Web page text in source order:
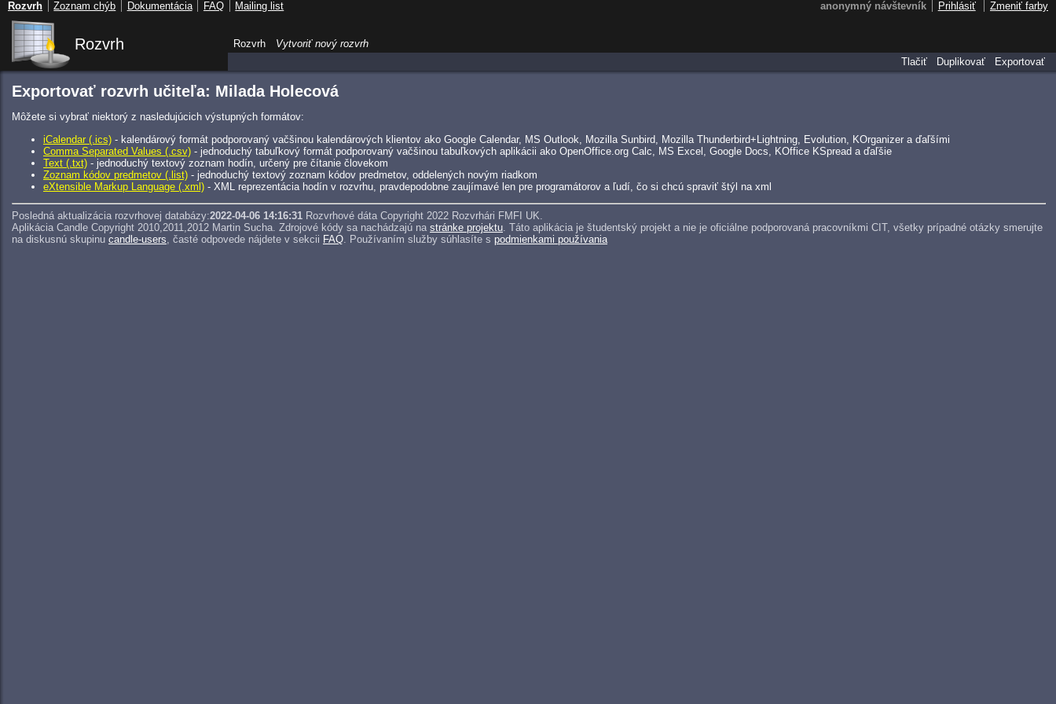
Rozvrh
Exportovať rozvrh učiteľa: Milada Holecová
Môžete si vybrať niektorý z nasledujúcich výstupných formátov:
iCalendar (.ics) - kalendárový formát podporovaný vačšinou kalendárových klientov ako Google Calendar, MS Outlook, Mozilla Sunbird, Mozilla Thunderbird+Lightning, Evolution, KOrganizer a ďaľšími
Comma Separated Values (.csv) - jednoduchý tabuľkový formát podporovaný vačšinou tabuľkových aplikácii ako OpenOffice.org Calc, MS Excel, Google Docs, KOffice KSpread a ďaľšie
Text (.txt) - jednoduchý textový zoznam hodín, určený pre čítanie človekom
Zoznam kódov predmetov (.list) - jednoduchý textový zoznam kódov predmetov, oddelených novým riadkom
eXtensible Markup Language (.xml) - XML reprezentácia hodín v rozvrhu, pravdepodobne zaujímavé len pre programátorov a ľudí, čo si chcú spraviť štýl na xml
Posledná aktualizácia rozvrhovej databázy:2022-04-06 14:16:31 Rozvrhové dáta Copyright 2022 Rozvrhári FMFI UK.
Aplikácia Candle Copyright 2010,2011,2012 Martin Sucha. Zdrojové kódy sa nachádzajú na stránke projektu . Táto aplikácia je študentský projekt a nie je oficiálne podporovaná pracovníkmi CIT, všetky prípadné otázky smerujte
na diskusnú skupinu candle-users , časté odpovede nájdete v sekcii FAQ . Používaním služby súhlasíte s podmienkami používania
Rozvrh
Vytvoriť nový rozvrh
Tlačiť
Duplikovať Exportovať
anonymný návštevník Prihlásiť Zmeniť farby
Rozvrh Zoznam chýb Dokumentácia FAQ Mailing list